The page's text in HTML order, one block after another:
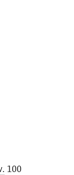
100